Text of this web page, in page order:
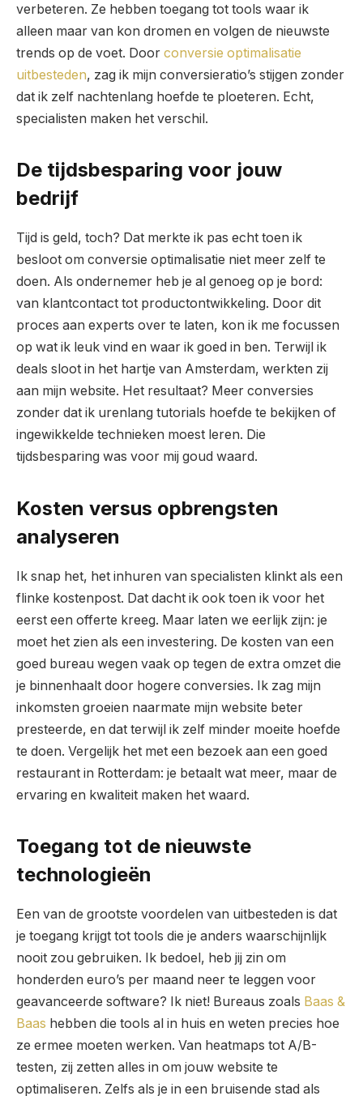
verbeteren. Ze hebben toegang tot tools waar ik
alleen maar van kon dromen en volgen de nieuwste
trends op de voet. Door conversie optimalisatie
uitbesteden, zag ik mijn conversieratio’s stijgen zonder
dat ik zelf nachtenlang hoefde te ploeteren. Echt,
specialisten maken het verschil.
De tijdsbesparing voor jouw
bedrijf
Tijd is geld, toch? Dat merkte ik pas echt toen ik
besloot om conversie optimalisatie niet meer zelf te
doen. Als ondernemer heb je al genoeg op je bord:
van klantcontact tot productontwikkeling. Door dit
proces aan experts over te laten, kon ik me focussen
op wat ik leuk vind en waar ik goed in ben. Terwijl ik
deals sloot in het hartje van Amsterdam, werkten zij
aan mijn website. Het resultaat? Meer conversies
zonder dat ik urenlang tutorials hoefde te bekijken of
ingewikkelde technieken moest leren. Die
tijdsbesparing was voor mij goud waard.
Kosten versus opbrengsten
analyseren
Ik snap het, het inhuren van specialisten klinkt als een
flinke kostenpost. Dat dacht ik ook toen ik voor het
eerst een offerte kreeg. Maar laten we eerlijk zijn: je
moet het zien als een investering. De kosten van een
goed bureau wegen vaak op tegen de extra omzet die
je binnenhaalt door hogere conversies. Ik zag mijn
inkomsten groeien naarmate mijn website beter
presteerde, en dat terwijl ik zelf minder moeite hoefde
te doen. Vergelijk het met een bezoek aan een goed
restaurant in Rotterdam: je betaalt wat meer, maar de
ervaring en kwaliteit maken het waard.
Toegang tot de nieuwste
technologieën
Een van de grootste voordelen van uitbesteden is dat
je toegang krijgt tot tools die je anders waarschijnlijk
nooit zou gebruiken. Ik bedoel, heb jij zin om
honderden euro’s per maand neer te leggen voor
geavanceerde software? Ik niet! Bureaus zoals Baas &
Baas hebben die tools al in huis en weten precies hoe
ze ermee moeten werken. Van heatmaps tot A/B-
testen, zij zetten alles in om jouw website te
optimaliseren. Zelfs als je in een bruisende stad als